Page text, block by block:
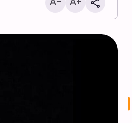
Izvještaj Al-Arabiye o sporazumu